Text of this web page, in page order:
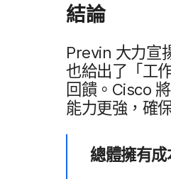
結論
Previn 大力​宣
也​給​出​了​「工
回饋。 Cisco
能力​更​強，​確
總體​擁有​